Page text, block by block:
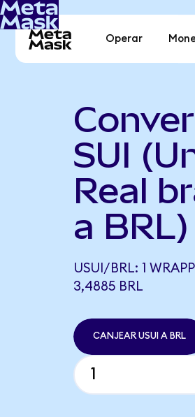
Operar
SUI
Real
a BRL)
USUI/BRL: 1
3,4885 BRL
CANJEAR USUI A BRL